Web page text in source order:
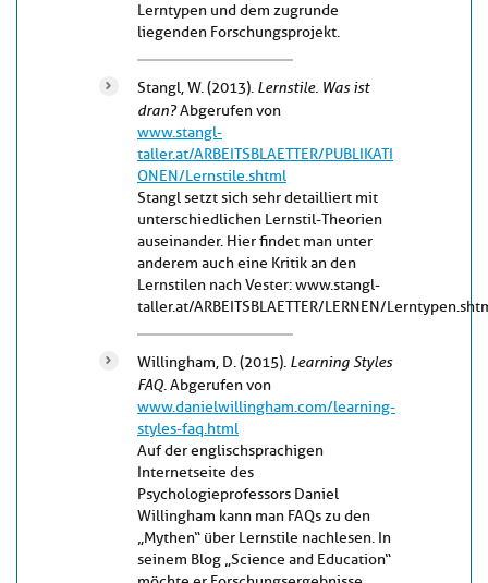
Lerntypen und dem zugrunde
liegenden Forschungsprojekt.
Stangl, W. (2013). Lernstile. Was ist
dran?Abgerufen von
www.stangl-
taller.at/ARBEITSBLAETTER/PUBLIKATI
ONEN/Lernstile.shtml
Stangl setzt sich sehr detailliert mit
unterschiedlichen Lernstil-Theorien
auseinander. Hier findet man unter
anderem auch eine Kritik an den
Lernstilen nach Vester: www.stangl-
taller.at/ARBEITSBLAETTER/LERNEN/
Willingham, D. (2015). Learning Styles
FAQ. Abgerufen von
www.danielwillingham.com/learning-
styles-faq.html
Auf der englischsprachigen
Internetseite des
Psychologieprofessors Daniel
Willingham kann man FAQs zu den
„Mythen“ über Lernstile nachlesen. In
seinem Blog „Science and Education“